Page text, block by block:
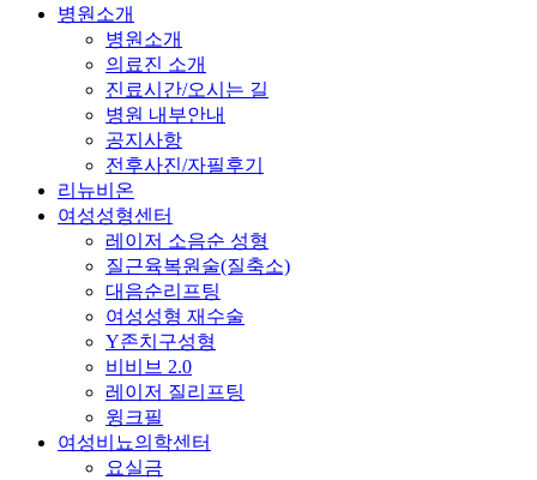
Close
병원소개
병원소개
의료진 소개
진료시간/오시는 길
병원 내부안내
공지사항
전후사진/자필후기
리뉴비온
여성성형센터
레이저 소음순 성형
질근육복원술(질축소)
대음순리프팅
여성성형 재수술
Y존치구성형
비비브 2.0
레이저 질리프팅
윙크필
여성비뇨의학센터
요실금